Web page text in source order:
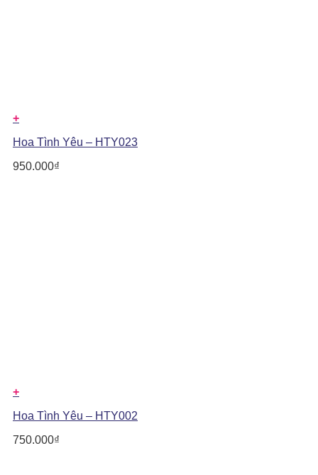
+
Hoa Tình Yêu – HTY023
950.000₫
+
Hoa Tình Yêu – HTY002
750.000₫